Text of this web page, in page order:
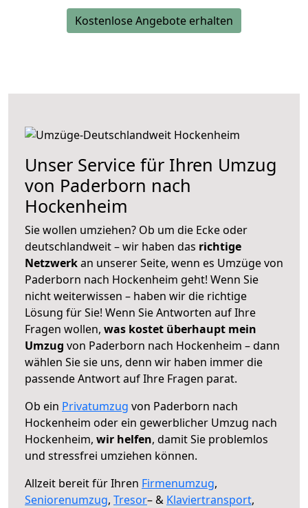
Kostenlose Angebote erhalten
Unser Service für Ihren Umzug
von Paderborn nach
Hockenheim
Sie wollen umziehen? Ob um die Ecke oder
deutschlandweit – wir haben das richtige
Netzwerkan unserer Seite, wenn es Umzüge von
Paderborn nach Hockenheim geht! Wenn Sie
nicht weiterwissen – haben wir die richtige
Lösung für Sie! Wenn Sie Antworten auf Ihre
Fragen wollen, was kostet überhaupt mein
Umzug von Paderborn nach Hockenheim – dann
wählen Sie sie uns, denn wir haben immer die
passende Antwort auf Ihre Fragen parat.
Ob ein Privatumzug von Paderborn nach
Hockenheim oder ein gewerblicher Umzug nach
Hockenheim, wir helfen, damit Sie problemlos
und stressfrei umziehen können.
Allzeit bereit für Ihren Firmenumzug,
Seniorenumzug, Tresor– & Klaviertransport,